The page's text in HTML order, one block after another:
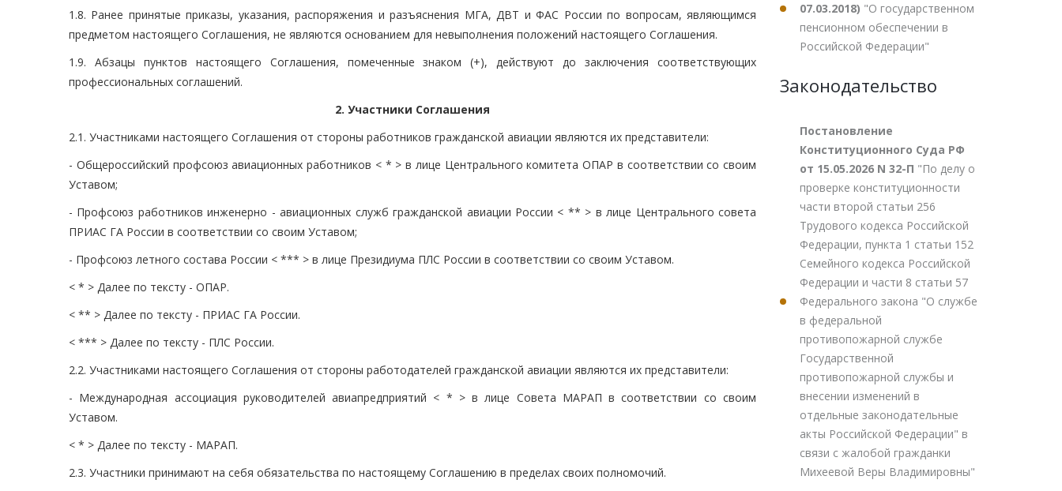
1.8. Ранее принятые приказы, указания, распоряжения и разъяснения МГА, ДВТ и ФАС России по вопросам, являющимся
предметом настоящего Соглашения, не являются основанием для невыполнения положений настоящего Соглашения.
1.9. Абзацы пунктов настоящего Соглашения, помеченные знаком (+), действуют до заключения соответствующих
профессиональных соглашений.
2. Участники Соглашения
2.1. Участниками настоящего Соглашения от стороны работников гражданской авиации являются их представители:
- Общероссийский профсоюз авиационных работников < * > в лице Центрального комитета ОПАР в соответствии со своим
Уставом;
- Профсоюз работников инженерно - авиационных служб гражданской авиации России < ** > в лице Центрального совета
ПРИАС ГА России в соответствии со своим Уставом;
- Профсоюз летного состава России < *** > в лице Президиума ПЛС России в соответствии со своим Уставом.
< * > Далее по тексту - ОПАР.
< ** > Далее по тексту - ПРИАС ГА России.
< *** > Далее по тексту - ПЛС России.
2.2. Участниками настоящего Соглашения от стороны работодателей гражданской авиации являются их представители:
- Международная ассоциация руководителей авиапредприятий < * > в лице Совета МАРАП в соответствии со своим
Уставом.
< * > Далее по тексту - МАРАП.
2.3. Участники принимают на себя обязательства по настоящему Соглашению в пределах своих полномочий.
07.03.2018) "О государственном
пенсионном обеспечении в
Российской Федерации"
Законодательство
Постановление
Конституционного Суда РФ
от 15.05.2026 N 32-П "По делу о
проверке конституционности
части второй статьи 256
Трудового кодекса Российской
Федерации, пункта 1 статьи 152
Семейного кодекса Российской
Федерации и части 8 статьи 57
Федерального закона "О службе
в федеральной
противопожарной службе
Государственной
противопожарной службы и
внесении изменений в
отдельные законодательные
акты Российской Федерации" в
связи с жалобой гражданки
Михеевой Веры Владимировны"